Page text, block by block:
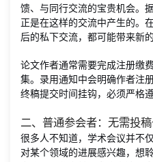
馈、与同行交流的宝贵机会。
正是在这样的交流中产生的。
后的私下交流，都可能带来新
论文作者通常需要完成注册缴
集。录用通知中会明确作者注
终稿提交时间挂钩，必须严格遵
二、普通参会者：无需投
很多人不知道，学术会议并不
对某个领域的进展感兴趣，想